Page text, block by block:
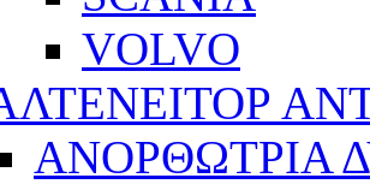
VOLVO
ΑΝΟΡΘΩΤΡΙΑ